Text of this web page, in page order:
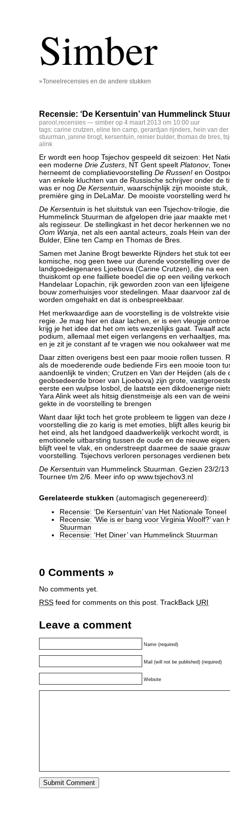
Simber
»Toneelrecensies en de andere stukken
Recensie: ‘De Kersentuin’ van Hummelinck
parool ,recensies — simber op 4 maart 2013 om 10:00 uur
tags: carine crutzen, eline ten camp, gerardjan rijnders, hein van
stuurman, janine brogt, kersentuin, reinier bulder, thomas de bres,
alink
Er wordt een hoop Tsjechov gespeeld dit seizoen: Het
een moderne Drie Zusters, NT Gent speelt Platonov,
herneemt de compliatievoorstelling De Russen! en
van enkele kluchten van de Russische schrijver onder de
was er nog De Kersentuin, waarschijnlijk zijn mooiste
première ging in DeLaMar. De mooiste voorstelling werd
De Kersentuin is het sluitstuk van een Tsjechov-trilogie,
Hummelinck Stuurman de afgelopen drie jaar maakte met
als regisseur. De stellingkast in het decor herkennen we
Oom Wanja, net als een aantal acteurs, zoals Hein van
Bulder, Eline ten Camp en Thomas de Bres.
Samen met Janine Brogt bewerkte Rijnders het stuk tot
komische, nog geen twee uur durende voorstelling over
landgoedeigenares Ljoebova (Carine Crutzen), die na
thuiskomt op ene failliete boedel die op een veiling
Handelaar Lopachin, rijk geworden zoon van een
bouw zomerhuisjes voor stedelingen. Maar daarvoor zal
worden omgehakt en dat is onbespreekbaar.
Het merkwaardige aan de voorstelling is de volstrekte
regie. Je mag hier en daar lachen, er is een vleugje
krijg je het idee dat het om iets wezenlijks gaat. Twaalf
podium, allemaal met eigen verlangens en verhaaltjes,
en je zit je constant af te vragen wie nou ookalweer wat
Daar zitten overigens best een paar mooie rollen tussen.
als de moederende oude bediende Firs een mooie toon
aandoenlijk te vinden; Crutzen en Van der Heijden (als de
geobsedeerde broer van Ljoebova) zijn grote,
eerste een wulpse losbol, de laatste een dikdoenerige
Yara Alink weet als hitsig dienstmeisje als een van de
gekte in de voorstelling te brengen
Want daar lijkt toch het grote probleem te liggen van deze
voorstelling die zo karig is met emoties, blijft alles keurig
het eind, als het landgoed daadwerkelijk verkocht wordt,
emotionele uitbarsting tussen de oude en de nieuwe
blijft veel te vlak, en onderstreept daarmee de saaie
voorstelling. Tsjechovs verloren personages verdienen
De Kersentuin van Hummelinck Stuurman. Gezien 23/2/
Tournee t/m 2/6. Meer info op www.tsjechov3.nl
Gerelateerde stukken (automagisch gegenereerd):
Recensie: ‘De Kersentuin’ van Het Nationale Toneel
Recensie: ‘Wie is er bang voor Virginia Woolf?’ van
Stuurman
Recensie: ‘Het Diner’ van Hummelinck Stuurman
0 Comments »
No comments yet.
RSS feed for comments on this post. TrackBack URI
Leave a comment
Name (required)
Mail (will not be published) (required)
Website